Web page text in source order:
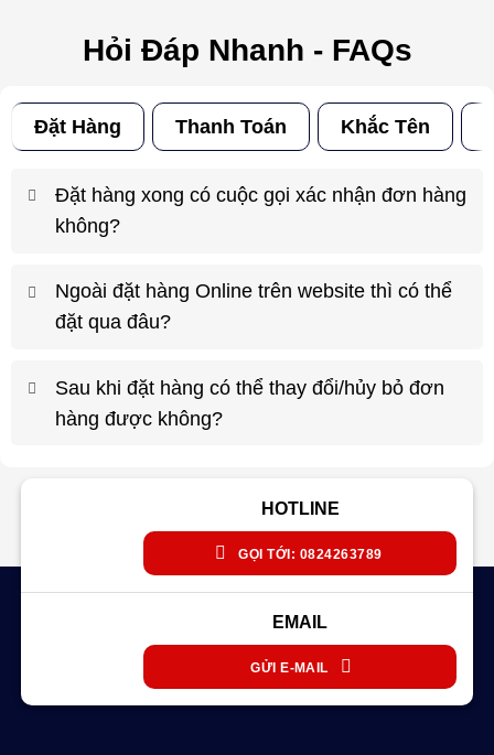
Hỏi Đáp Nhanh - FAQs
Đặt Hàng Thanh Toán Khắc Tên
Đặt hàng xong có cuộc gọi xác nhận đơn hàng
không?
Ngoài đặt hàng Online trên website thì có thể
đặt qua đâu?
Sau khi đặt hàng có thể thay đổi/hủy bỏ đơn
hàng được không?
HOTLINE
GỌI TỚI: 0824263789
EMAIL
GỬI E-MAIL